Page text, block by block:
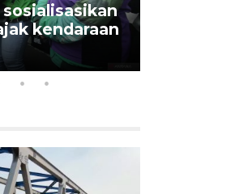
kendaraan